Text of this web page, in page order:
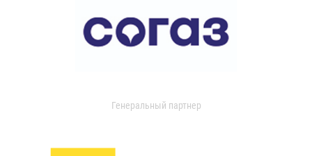
Генеральный партнер